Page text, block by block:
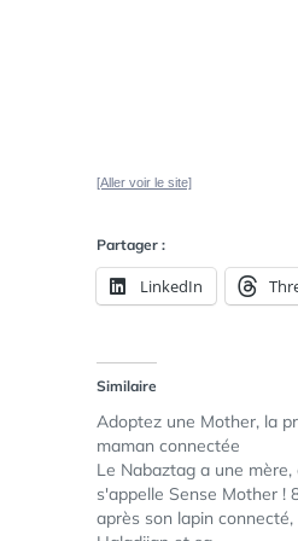
[Aller voir le site]
Partager :
LinkedIn
Similaire
Adoptez une Mother, la
maman connectée
Le Nabaztag a une mère,
s'appelle Sense Mother !
après son lapin connecté,